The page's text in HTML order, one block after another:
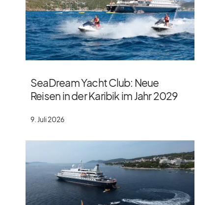
SeaDream Yacht Club: Neue
Reisen in der Karibik im Jahr 2029
9. Juli 2026